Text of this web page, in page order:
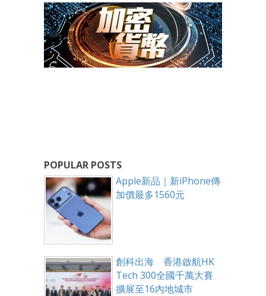
POPULAR POSTS
Apple新品｜新iPhone傳
加價最多1560元
創科出海 香港啟航HK
Tech 300全國千萬大賽
擴展至16內地城市